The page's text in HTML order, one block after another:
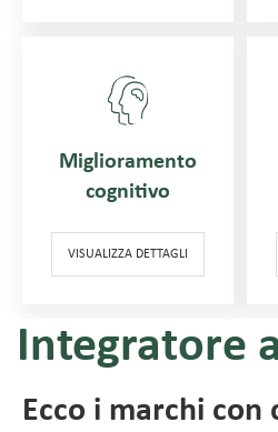
Miglioramento
cognitivo
VISUALIZZA DETTAGLI
Integratore
Ecco i marchi con